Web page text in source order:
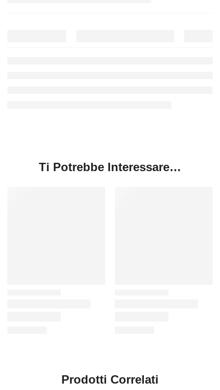
Ti Potrebbe Interessare…
Prodotti Correlati